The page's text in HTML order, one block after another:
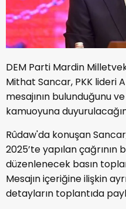
DEM Parti Mardin
Mithat Sancar, PKK lideri
mesajının bulunduğunu
kamuoyuna
Rûdaw'da konuşan
2025’te yapılan çağrının
düzenlenecek basın
Mesajın içeriğine ilişkin
detayların toplantıda